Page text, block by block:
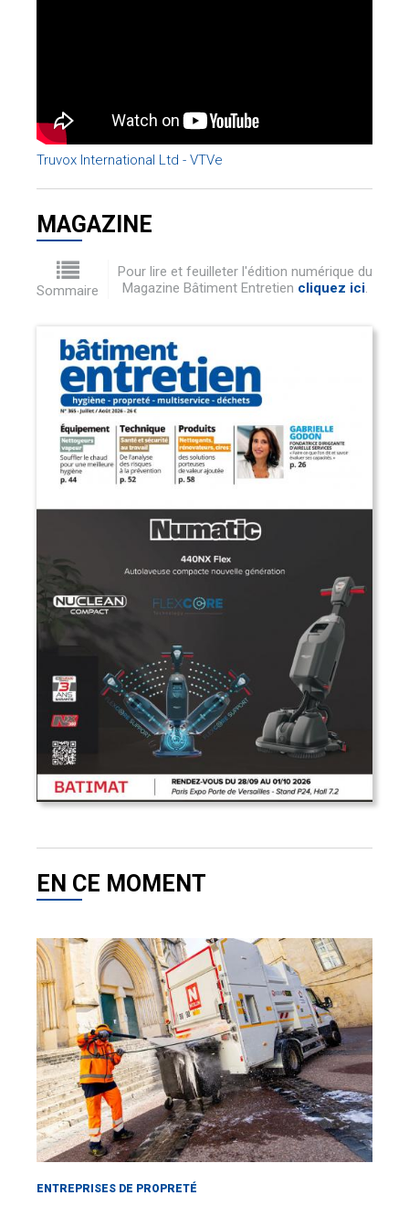
Truvox International Ltd - VTVe
MAGAZINE
Sommaire
Pour lire et feuilleter l'édition numérique du
Magazine Bâtiment Entretien cliquez ici.
EN CE MOMENT
ENTREPRISES DE PROPRETÉ